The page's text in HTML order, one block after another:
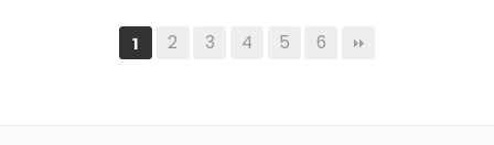
1 2 3 4 5 6